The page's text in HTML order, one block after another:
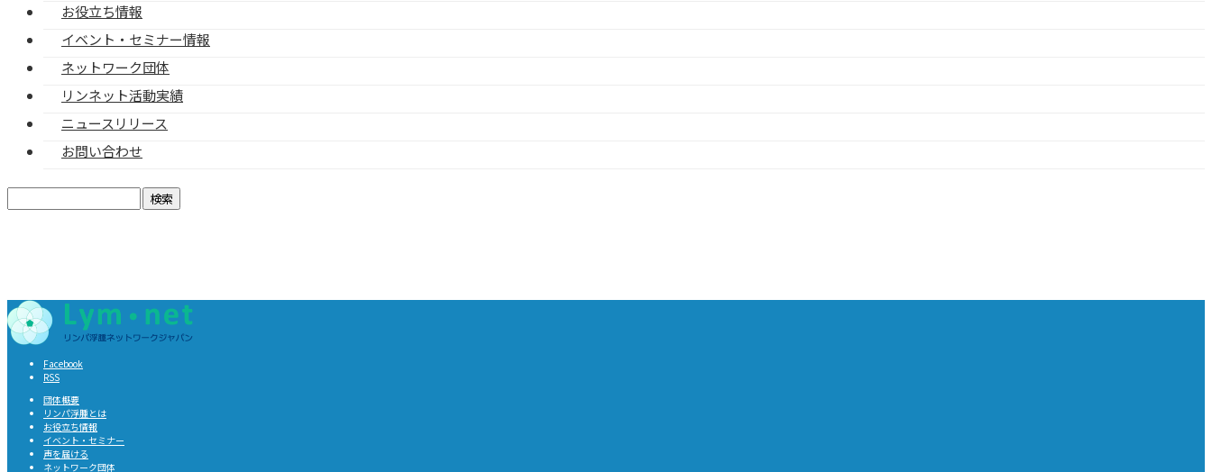
お役立ち情報
イベント・セミナー情報
ネットワーク団体
リンネット活動実績
ニュースリリース
お問い合わせ
検
索:
Facebook
RSS
団体概要
リンパ浮腫とは
お役立ち情報
イベント・セミナー
声を届ける
ネットワーク団体